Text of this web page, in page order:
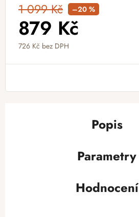
1 099 Kč –20 %
879 Kč
726 Kč bez DPH
Měrná cena:
Popis
Parametry
Hodnocení